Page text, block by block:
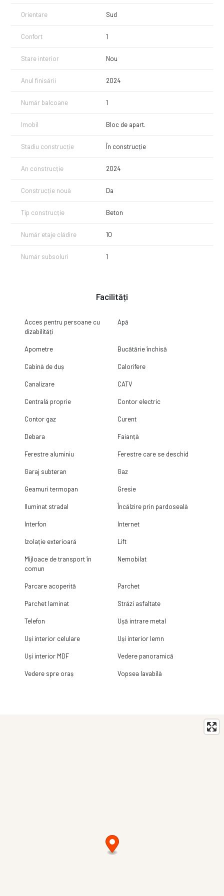
Orientare Sud
Confort 1
Stare interior Nou
Anul finisării 2024
Număr balcoane 1
Imobil Bloc de apart.
Stadiu construcție În construcție
An construcție 2024
Construcție nouă Da
Tip construcție Beton
Număr etaje clădire 10
Număr subsoluri 1
Facilități
Acces pentru persoane cu
dizabilități
Apă
Apometre Bucătărie închisă
Cabină de duș Calorifere
Canalizare CATV
Centrală proprie Contor electric
Contor gaz Curent
Debara Faianță
Ferestre aluminiu Ferestre care se deschid
Garaj subteran Gaz
Geamuri termopan Gresie
Iluminat stradal Încălzire prin pardoseală
Interfon Internet
Izolație exterioară Lift
Mijloace de transport în
comun
Nemobilat
Parcare acoperită Parchet
Parchet laminat Străzi asfaltate
Telefon Ușă intrare metal
Uși interior celulare Uși interior lemn
Uși interior MDF Vedere panoramică
Vedere spre oraș Vopsea lavabilă